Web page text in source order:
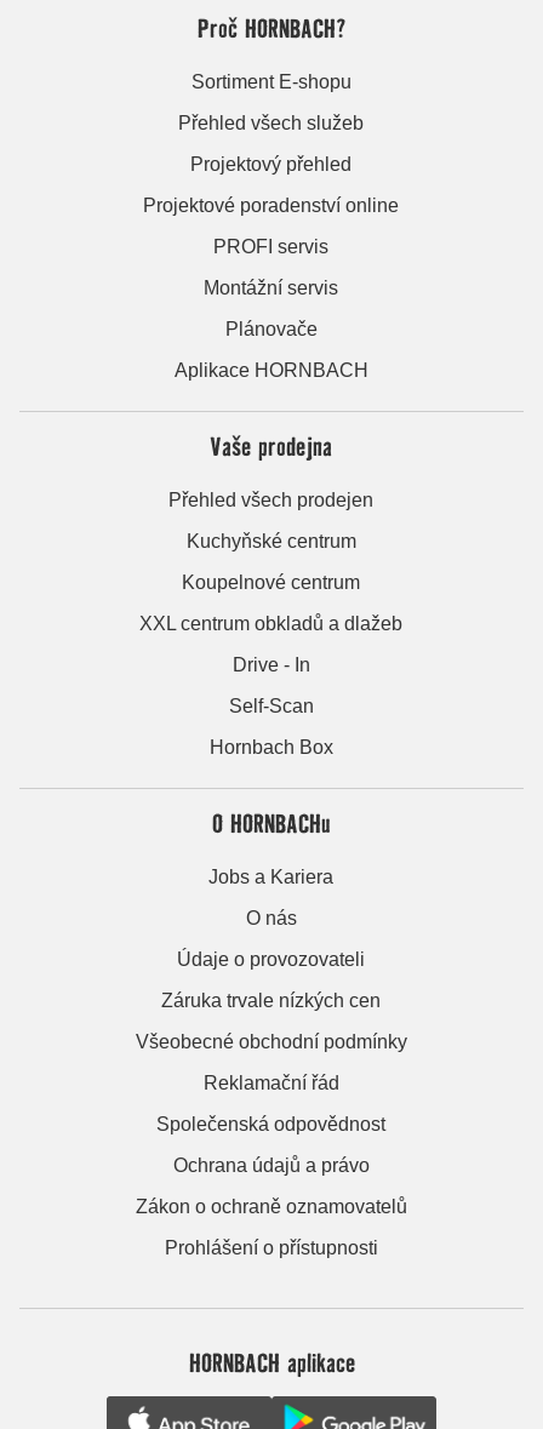
Proč HORNBACH?
Sortiment E-shopu
Přehled všech služeb
Projektový přehled
Projektové poradenství online
PROFI servis
Montážní servis
Plánovače
Aplikace HORNBACH
Vaše prodejna
Přehled všech prodejen
Kuchyňské centrum
Koupelnové centrum
XXL centrum obkladů a dlažeb
Drive - In
Self-Scan
Hornbach Box
O HORNBACHu
Jobs a Kariera
O nás
Údaje o provozovateli
Záruka trvale nízkých cen
Všeobecné obchodní podmínky
Reklamační řád
Společenská odpovědnost
Ochrana údajů a právo
Zákon o ochraně oznamovatelů
Prohlášení o přístupnosti
HORNBACH aplikace